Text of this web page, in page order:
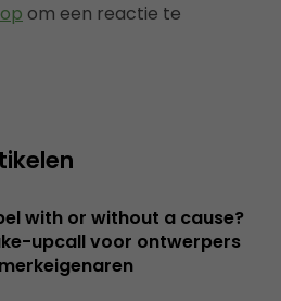
om een reactie te
with or without a cause?
upcall voor ontwerpers